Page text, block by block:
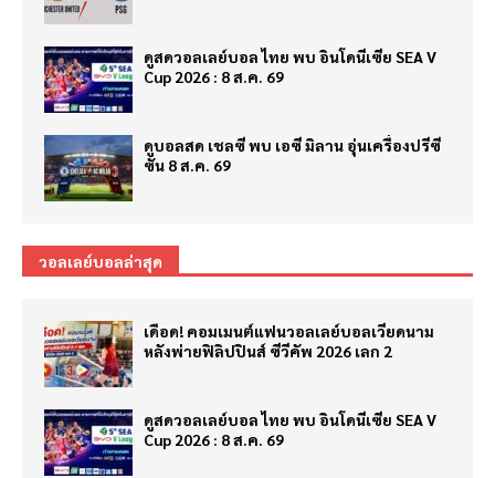
ดูสดวอลเลย์บอล ไทย พบ อินโดนีเซีย SEA V
Cup 2026 : 8 ส.ค. 69
ดูบอลสด เชลซี พบ เอซี มิลาน อุ่นเครื่องปรีซี
ซั่น 8 ส.ค. 69
วอลเลย์บอลล่าสุด
เดือด! คอมเมนต์แฟนวอลเลย์บอลเวียดนาม
หลังพ่ายฟิลิปปินส์ ซีวีคัพ 2026 เลก 2
ดูสดวอลเลย์บอล ไทย พบ อินโดนีเซีย SEA V
Cup 2026 : 8 ส.ค. 69